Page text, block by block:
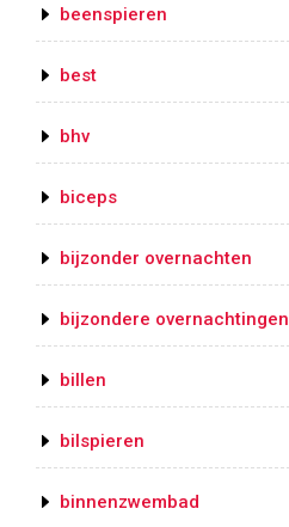
beenspieren
best
bhv
biceps
bijzonder overnachten
bijzondere overnachtingen
billen
bilspieren
binnenzwembad